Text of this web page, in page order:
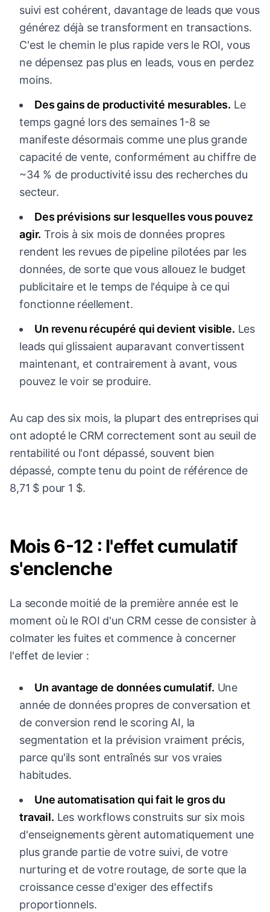
suivi est cohérent, davantage de leads que vous
générez déjà se transforment en transactions.
C'est le chemin le plus rapide vers le ROI, vous
ne dépensez pas plus en leads, vous en perdez
moins.
Des gains de productivité mesurables. Le
temps gagné lors des semaines 1-8 se
manifeste désormais comme une plus grande
capacité de vente, conformément au chiffre de
~34 % de productivité issu des recherches du
secteur.
Des prévisions sur lesquelles vous pouvez
agir. Trois à six mois de données propres
rendent les revues de pipeline pilotées par les
données, de sorte que vous allouez le budget
publicitaire et le temps de l'équipe à ce qui
fonctionne réellement.
Un revenu récupéré qui devient visible. Les
leads qui glissaient auparavant convertissent
maintenant, et contrairement à avant, vous
pouvez le voir se produire.
Au cap des six mois, la plupart des entreprises qui
ont adopté le CRM correctement sont au seuil de
rentabilité ou l'ont dépassé, souvent bien
dépassé, compte tenu du point de référence de
8,71 $ pour 1 $.
Mois 6-12 : l'effet cumulatif
s'enclenche
La seconde moitié de la première année est le
moment où le ROI d'un CRM cesse de consister à
colmater les fuites et commence à concerner
l'effet de levier :
Un avantage de données cumulatif. Une
année de données propres de conversation et
de conversion rend le scoring AI, la
segmentation et la prévision vraiment précis,
parce qu'ils sont entraînés sur vos vraies
habitudes.
Une automatisation qui fait le gros du
travail. Les workflows construits sur six mois
d'enseignements gèrent automatiquement une
plus grande partie de votre suivi, de votre
nurturing et de votre routage, de sorte que la
croissance cesse d'exiger des effectifs
proportionnels.